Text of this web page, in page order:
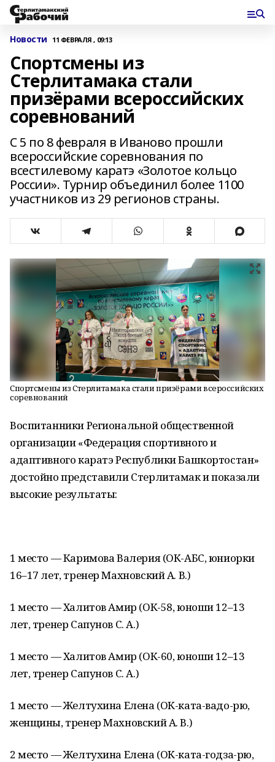
Новости 11 ФЕВРАЛЯ , 09:13
Спортсмены из
Стерлитамака стали
призёрами всероссийских
соревнований
С 5 по 8 февраля в Иваново прошли
всероссийские соревнования по
всестилевому каратэ «Золотое кольцо
России». Турнир объединил более 1100
участников из 29 регионов страны.
Спортсмены из Стерлитамака стали призёрами всероссийских
соревнований
Воспитанники Региональной общественной
организации «Федерация спортивного и
адаптивного каратэ Республики Башкортостан»
достойно представили Стерлитамак и показали
высокие результаты:
1 место — Каримова Валерия (ОК-АБС, юниорки
16–17 лет, тренер Махновский А. В.)
1 место — Халитов Амир (ОК-58, юноши 12–13
лет, тренер Сапунов С. А.)
1 место — Халитов Амир (ОК-60, юноши 12–13
лет, тренер Сапунов С. А.)
1 место — Желтухина Елена (ОК-ката-вадо-рю,
женщины, тренер Махновский А. В.)
2 место — Желтухина Елена (ОК-ката-годза-рю,